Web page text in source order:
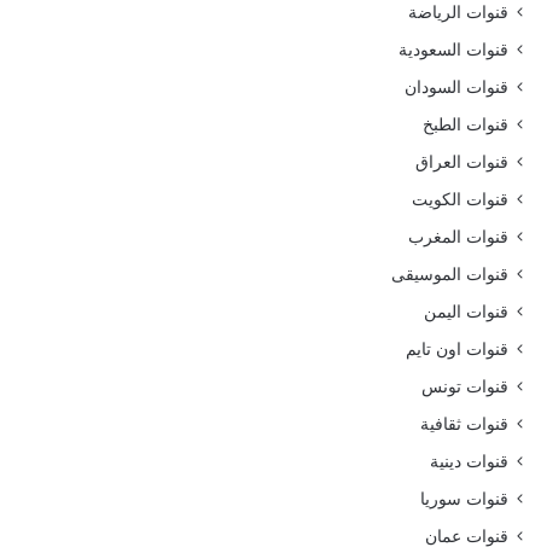
قنوات الرياضة
قنوات السعودية
قنوات السودان
قنوات الطبخ
قنوات العراق
قنوات الكويت
قنوات المغرب
قنوات الموسيقى
قنوات اليمن
قنوات اون تايم
قنوات تونس
قنوات ثقافية
قنوات دينية
قنوات سوريا
قنوات عمان